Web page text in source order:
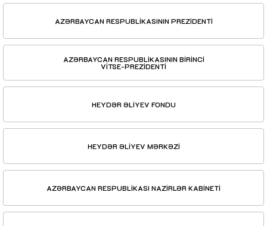
AZƏRBAYCAN RESPUBLİKASININ PREZİDENTİ
AZƏRBAYCAN RESPUBLİKASININ BİRİNCİ
VİTSE-PREZİDENTİ
HEYDƏR ƏLİYEV FONDU
HEYDƏR ƏLİYEV MƏRKƏZİ
AZƏRBAYCAN RESPUBLİKASI NAZİRLƏR KABİNETİ